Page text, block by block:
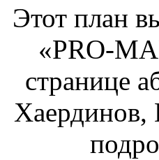
Этот план
«PRO-
странице
Хаердинов,